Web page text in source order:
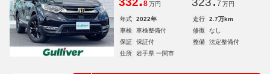
8 万円 7 万円
年式 2022年 走行
2.7万km
車検
車検整備付 修復
なし
保証
保証付 整備
法定整備付
住所
岩手県 一関市